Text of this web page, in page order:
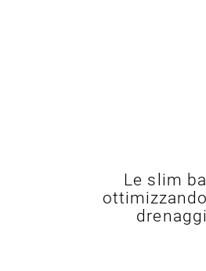
Le slim